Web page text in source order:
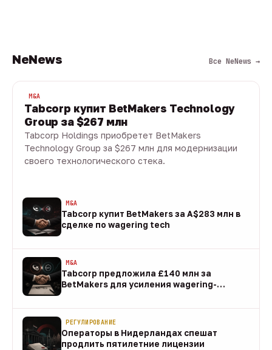
NeNews Все NeNews →
M&A
Tabcorp купит BetMakers Technology
Group за $267 млн
Tabcorp Holdings приобретет BetMakers
Technology Group за $267 млн для модернизации
своего технологического стека.
M&A
Tabcorp купит BetMakers за A$283 млн в
сделке по wagering tech
M&A
Tabcorp предложила £140 млн за
BetMakers для усиления wagering-
РЕГУЛИРОВАНИЕ
Операторы в Нидерландах спешат
продлить пятилетние лицензии